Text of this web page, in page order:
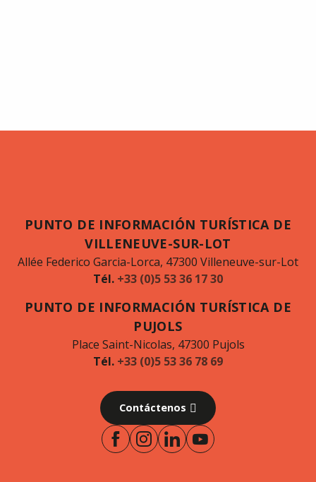
PUNTO DE INFORMACIÓN TURÍSTICA DE
VILLENEUVE-SUR-LOT
Allée Federico Garcia-Lorca, 47300 Villeneuve-sur-Lot
Tél. +33 (0)5 53 36 17 30
PUNTO DE INFORMACIÓN TURÍSTICA DE
PUJOLS
Place Saint-Nicolas, 47300 Pujols
Tél. +33 (0)5 53 36 78 69
Contáctenos